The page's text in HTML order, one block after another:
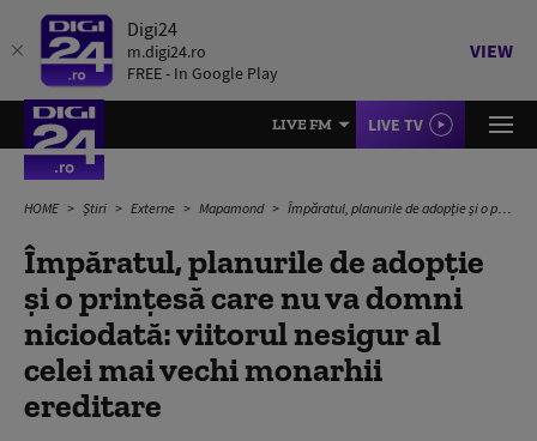
Digi24
m.digi24.ro
FREE - In Google Play
VIEW
LIVE FM LIVE TV
HOME Știri Externe Mapamond Împăratul, planurile de adopție și o prințesă care nu va domni niciodată: viitorul nesigur al celei mai vechi monarhii ereditare
Împăratul, planurile de adopție
și o prințesă care nu va domni
niciodată: viitorul nesigur al
celei mai vechi monarhii
ereditare